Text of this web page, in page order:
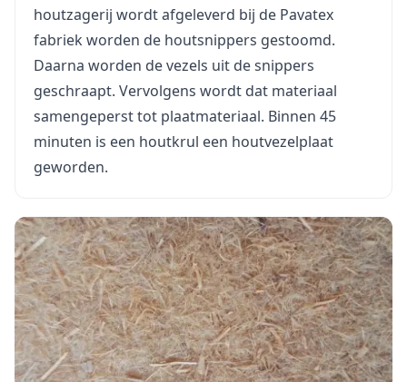
houtzagerij wordt afgeleverd bij de Pavatex
fabriek worden de houtsnippers gestoomd.
Daarna worden de vezels uit de snippers
geschraapt. Vervolgens wordt dat materiaal
samengeperst tot plaatmateriaal. Binnen 45
minuten is een houtkrul een houtvezelplaat
geworden.